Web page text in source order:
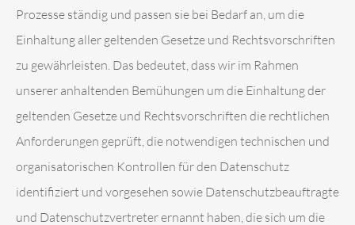
Prozesse ständig und passen sie bei Bedarf an, um die
Einhaltung aller geltenden Gesetze und Rechtsvorschriften
zu gewährleisten. Das bedeutet, dass wir im Rahmen
unserer anhaltenden Bemühungen um die Einhaltung der
geltenden Gesetze und Rechtsvorschriften die rechtlichen
Anforderungen geprüft, die notwendigen technischen und
organisatorischen Kontrollen für den Datenschutz
identifiziert und vorgesehen sowie Datenschutzbeauftragte
und Datenschutzvertreter ernannt haben, die sich um die